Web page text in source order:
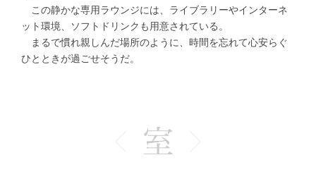
この静かな専用ラウンジには、ライブラリーやインターネ
ット環境、ソフトドリンクも用意されている。
まるで慣れ親しんだ場所のように、時間を忘れて心安らぐ
ひとときが過ごせそうだ。